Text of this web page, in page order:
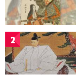
2